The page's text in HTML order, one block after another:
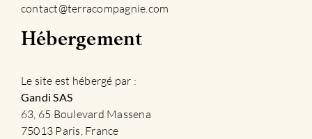
contact@terracompagnie.com
Hébergement
Le site est hébergé par :
Gandi SAS
63, 65 Boulevard Massena
75013 Paris, France